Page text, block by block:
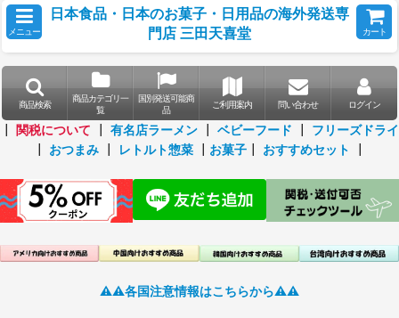
メニュー
日本食品・日本のお菓子・日用品の海外発送専
門店 三田天喜堂
カート
商品検索
商品カテゴリ一
覧
国別発送可能商
品
ご利用案内 問い合わせ ログイン
関税について 有名店ラーメン ベビーフード
フリーズドライ
おつまみ レトルト惣菜 お菓子 おすすめセット
⚠️⚠️各国注意情報はこちらから⚠️⚠️